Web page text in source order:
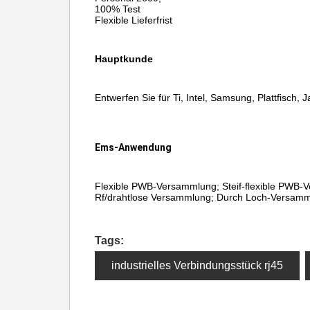
100% Test
Flexible Lieferfrist
Hauptkunde
Entwerfen Sie für Ti, Intel, Samsung, Plattfisch,
Ems-Anwendung
Flexible PWB-Versammlung; Steif-flexible
Rf/drahtlose Versammlung; Durch Loch-
Tags:
industrielles Verbindungsstück rj45